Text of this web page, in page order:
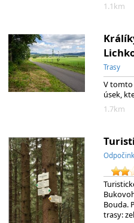
1.1km
Trasy
V tomto
úsek,
1.7km
Bouda.
trasy: